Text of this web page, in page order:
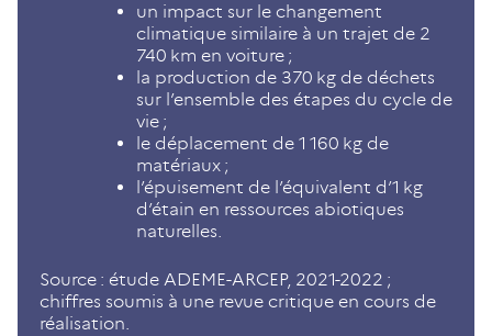
un impact sur le changement
climatique similaire à un trajet de 2
740 km en voiture ;
la production de 370 kg de déchets
sur l’ensemble des étapes du cycle de
vie ;
le déplacement de 1 160 kg de
matériaux ;
l’épuisement de l’équivalent d’1 kg
d’étain en ressources abiotiques
naturelles.
Source : étude ADEME-ARCEP, 2021-2022 ;
chiffres soumis à une revue critique en cours de
réalisation.